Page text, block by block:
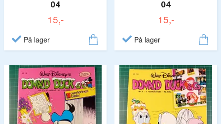
04
15,-
På lager
04
15,-
På lager